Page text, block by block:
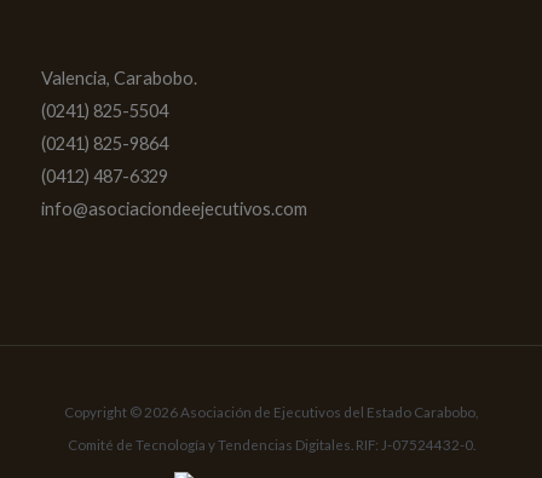
Valencia, Carabobo.
(0241) 825-5504
(0241) 825-9864
(0412) 487-6329
info@asociaciondeejecutivos.com
Copyright © 2026 Asociación de Ejecutivos del Estado Carabobo,
Comité de Tecnología y Tendencias Digitales. RIF: J-07524432-0.